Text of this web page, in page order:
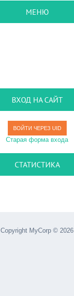
МЕНЮ
ВХОД НА САЙТ
ВОЙТИ ЧЕРЕЗ UID
Старая форма входа
СТАТИСТИКА
Copyright MyCorp © 2026